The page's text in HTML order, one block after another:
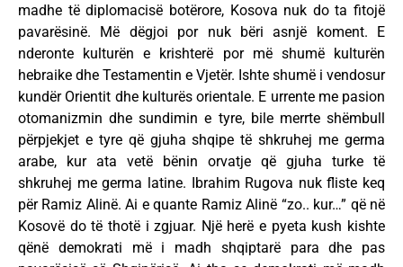
madhe të diplomacisë botërore, Kosova nuk do ta fitojë
pavarësinë. Më dëgjoi por nuk bëri asnjë koment. E
nderonte kulturën e krishterë por më shumë kulturën
hebraike dhe Testamentin e Vjetër. Ishte shumë i vendosur
kundër Orientit dhe kulturës orientale. E urrente me pasion
otomanizmin dhe sundimin e tyre, bile merrte shëmbull
përpjekjet e tyre që gjuha shqipe të shkruhej me germa
arabe, kur ata vetë bënin orvatje që gjuha turke të
shkruhej me germa latine. Ibrahim Rugova nuk fliste keq
për Ramiz Alinë. Ai e quante Ramiz Alinë “zo.. kur…” që në
Kosovë do të thotë i zgjuar. Një herë e pyeta kush kishte
qënë demokrati më i madh shqiptarë para dhe pas